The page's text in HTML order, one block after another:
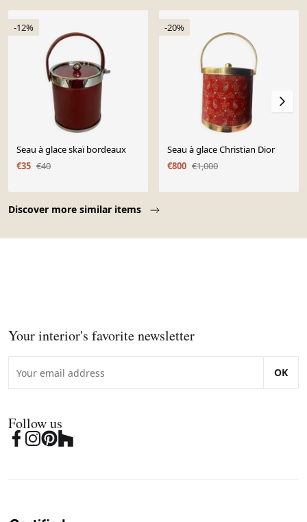
Discover more similar items
-12%
Seau à glace skaï bordeaux
€35 €40
-20%
Seau à glace Christian Dior
€800 €1,000
Your interior's favorite newsletter
OK
Follow us